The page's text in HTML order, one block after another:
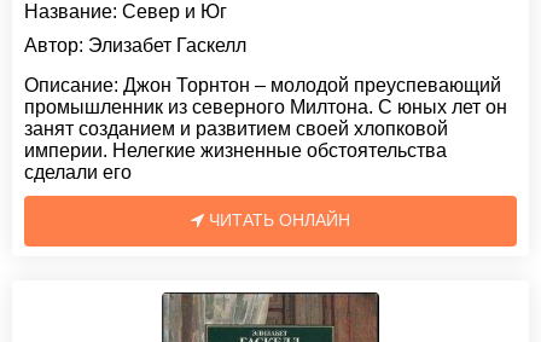
Название: Север и Юг
Автор: Элизабет Гаскелл
Описание: Джон Торнтон – молодой преуспевающий
промышленник из северного Милтона. С юных лет он
занят созданием и развитием своей хлопковой
империи. Нелегкие жизненные обстоятельства
сделали его
ЧИТАТЬ ОНЛАЙН